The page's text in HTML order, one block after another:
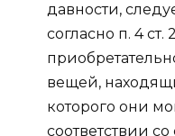
давности,
согласно п. 4
вещей,
которого они
соответствии